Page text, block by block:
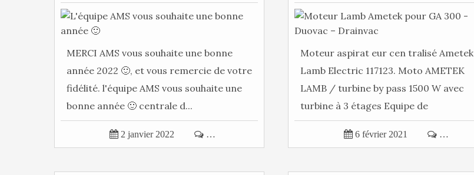
MERCI AMS vous souhaite une bonne
année 2022 🙂, et vous remercie de votre
fidélité. l'équipe AMS vous souhaite une
bonne année 🙂 centrale d...
 2 janvier 2022  …
Moteur aspirat eur cen tralisé Ametek
Lamb Electric 117123. Moto AMETEK
LAMB / turbine by pass 1500 W avec
turbine à 3 étages Equipe de
nombreuses...
 6 février 2021  …